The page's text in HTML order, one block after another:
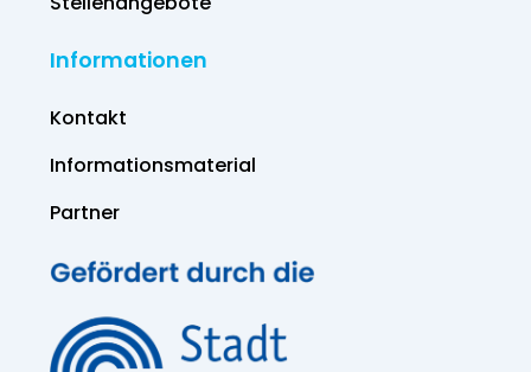
Informationen
Kontakt
Informations­material
Partner